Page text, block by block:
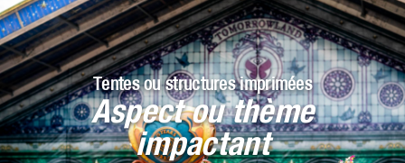
Tentes ou structures imprimées
Aspect ou thème
impactant